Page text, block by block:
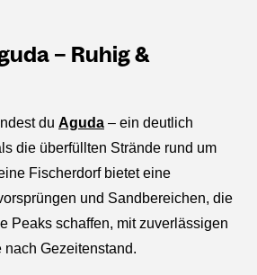
– Ruhig &
du Aguda – ein deutlich
die überfüllten Strände rund um
Fischerdorf bietet eine
und Sandbereichen, die
Peaks schaffen, mit zuverlässigen
nach Gezeitenstand.